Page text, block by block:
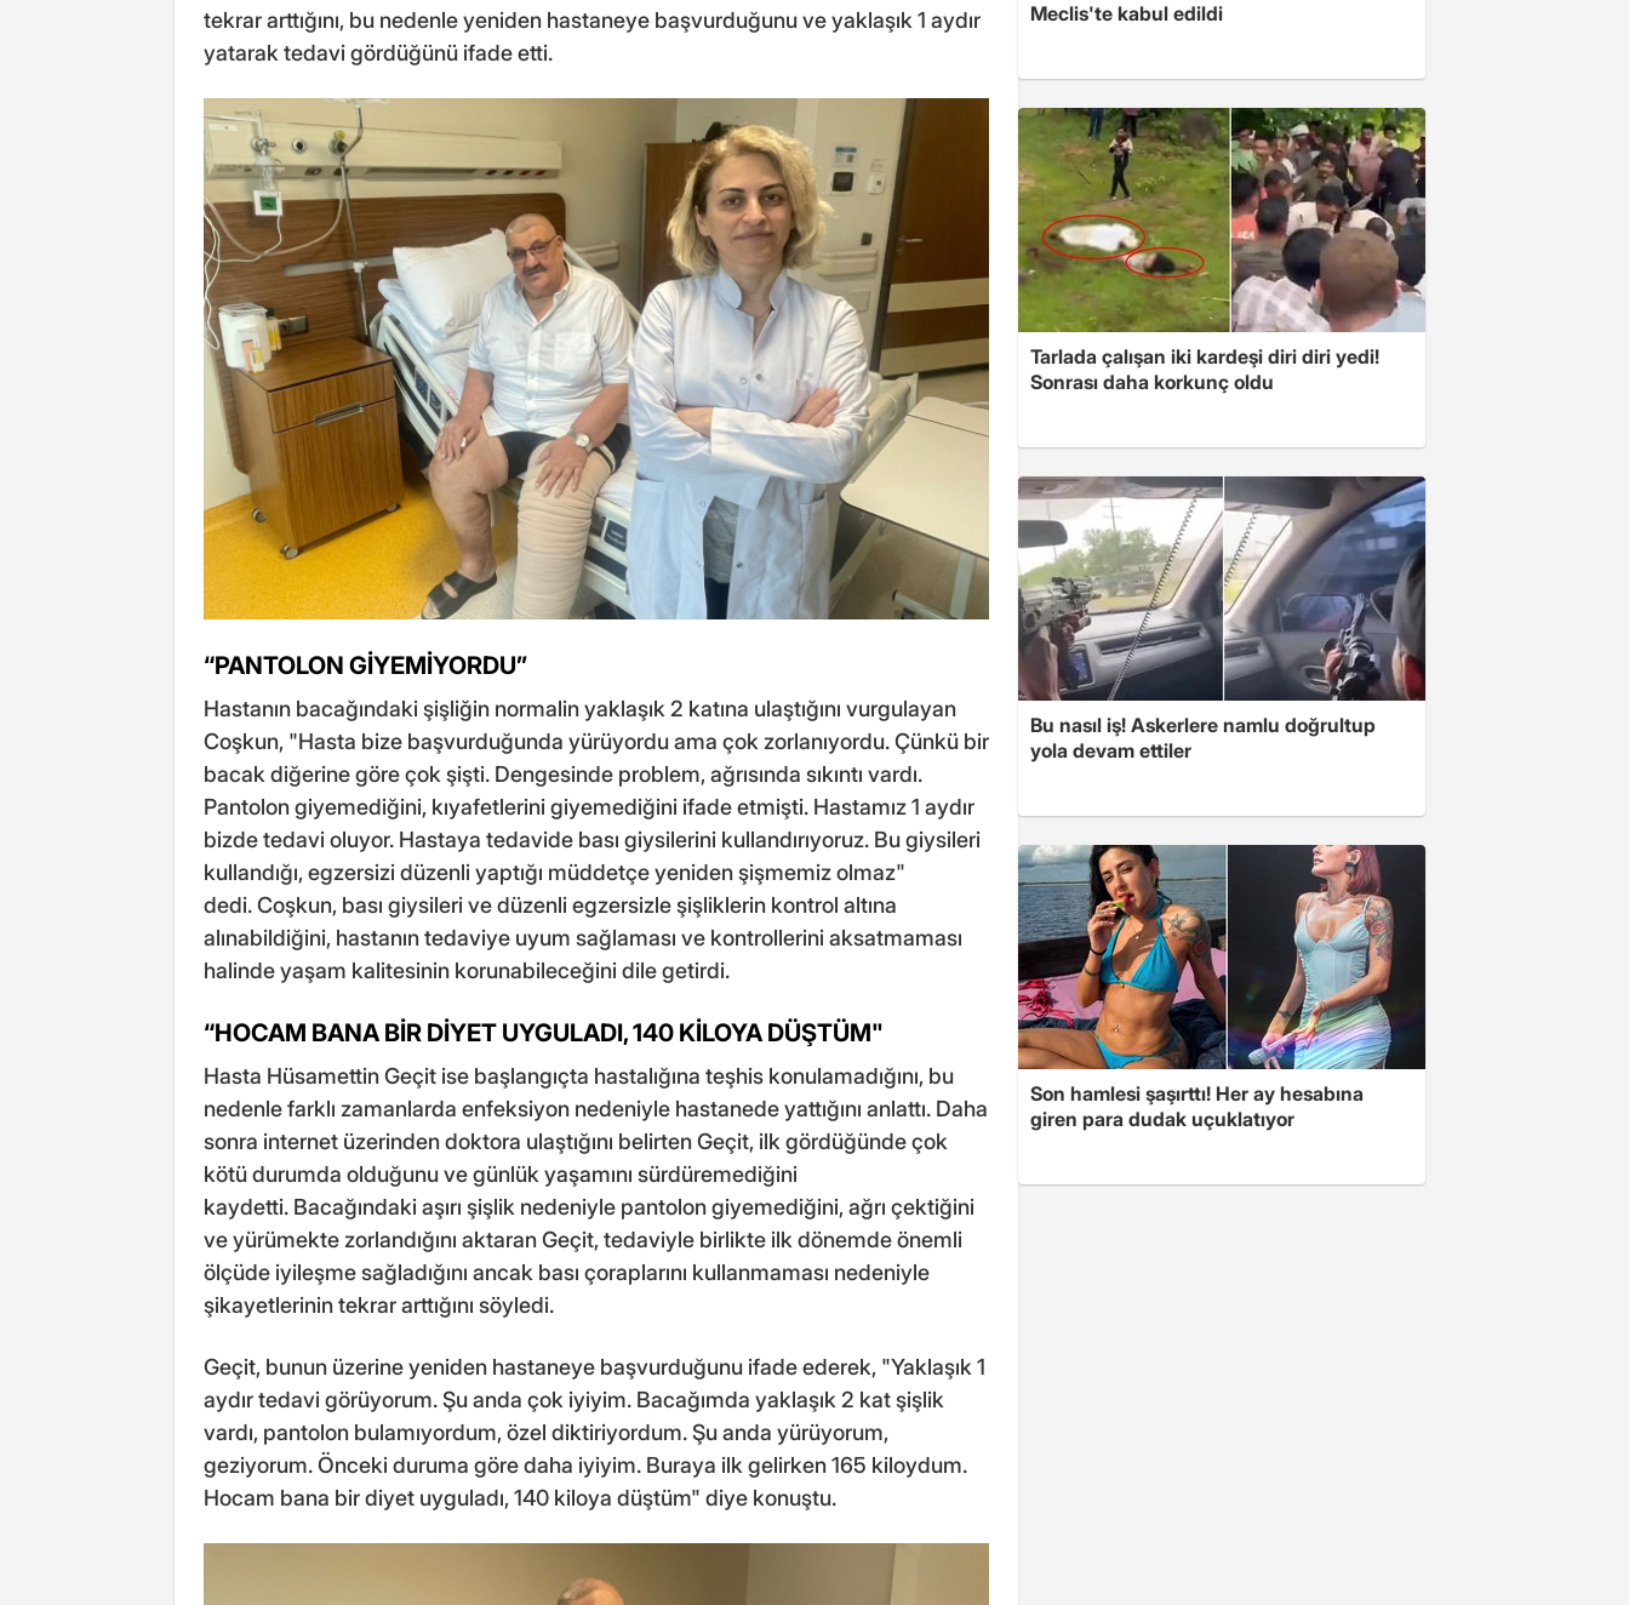
tekrar arttığını, bu nedenle yeniden hastaneye başvurduğunu ve yaklaşık 1 aydır
yatarak tedavi gördüğünü ifade etti.
“PANTOLON GİYEMİYORDU”
Hastanın bacağındaki şişliğin normalin yaklaşık 2 katına ulaştığını vurgulayan
Coşkun, "Hasta bize başvurduğunda yürüyordu ama çok zorlanıyordu. Çünkü bir
bacak diğerine göre çok şişti. Dengesinde problem, ağrısında sıkıntı vardı.
Pantolon giyemediğini, kıyafetlerini giyemediğini ifade etmişti. Hastamız 1 aydır
bizde tedavi oluyor. Hastaya tedavide bası giysilerini kullandırıyoruz. Bu giysileri
kullandığı, egzersizi düzenli yaptığı müddetçe yeniden şişmemiz olmaz"
dedi. Coşkun, bası giysileri ve düzenli egzersizle şişliklerin kontrol altına
alınabildiğini, hastanın tedaviye uyum sağlaması ve kontrollerini aksatmaması
halinde yaşam kalitesinin korunabileceğini dile getirdi.
“HOCAM BANA BİR DİYET UYGULADI, 140 KİLOYA DÜŞTÜM"
Hasta Hüsamettin Geçit ise başlangıçta hastalığına teşhis konulamadığını, bu
nedenle farklı zamanlarda enfeksiyon nedeniyle hastanede yattığını anlattı. Daha
sonra internet üzerinden doktora ulaştığını belirten Geçit, ilk gördüğünde çok
kötü durumda olduğunu ve günlük yaşamını sürdüremediğini
kaydetti. Bacağındaki aşırı şişlik nedeniyle pantolon giyemediğini, ağrı çektiğini
ve yürümekte zorlandığını aktaran Geçit, tedaviyle birlikte ilk dönemde önemli
ölçüde iyileşme sağladığını ancak bası çoraplarını kullanmaması nedeniyle
şikayetlerinin tekrar arttığını söyledi.
Geçit, bunun üzerine yeniden hastaneye başvurduğunu ifade ederek, "Yaklaşık 1
aydır tedavi görüyorum. Şu anda çok iyiyim. Bacağımda yaklaşık 2 kat şişlik
vardı, pantolon bulamıyordum, özel diktiriyordum. Şu anda yürüyorum,
geziyorum. Önceki duruma göre daha iyiyim. Buraya ilk gelirken 165 kiloydum.
Hocam bana bir diyet uyguladı, 140 kiloya düştüm" diye konuştu.
Meclis'te kabul edildi
Tarlada çalışan iki kardeşi diri diri yedi!
Sonrası daha korkunç oldu
Bu nasıl iş! Askerlere namlu doğrultup
yola devam ettiler
Son hamlesi şaşırttı! Her ay hesabına
giren para dudak uçuklatıyor